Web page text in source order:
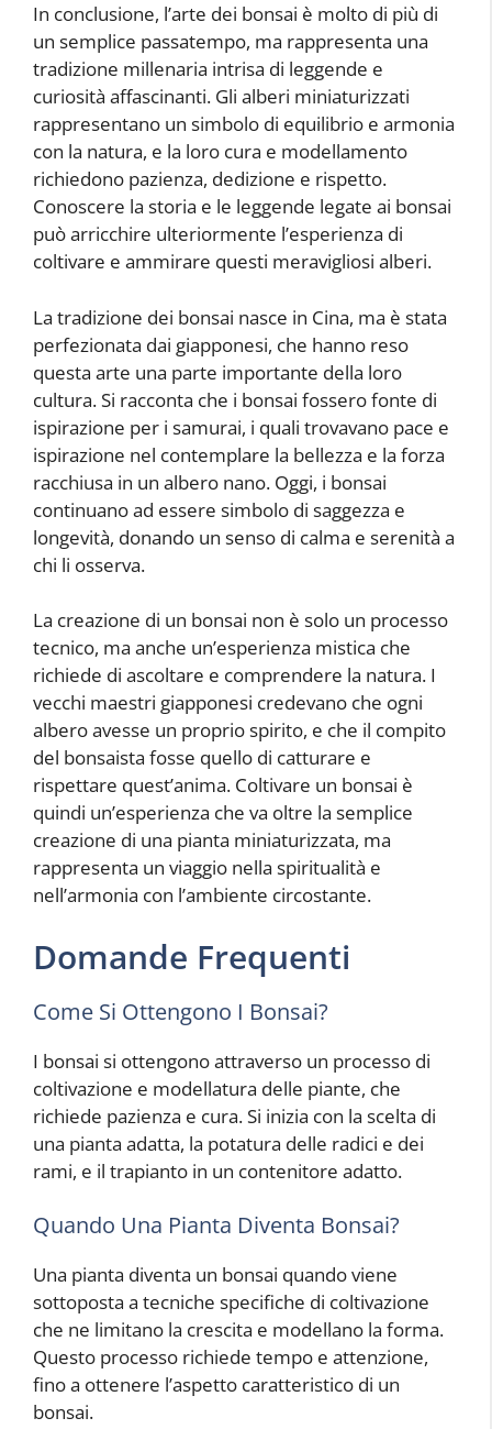
In conclusione, l’arte dei bonsai è molto di più di
un semplice passatempo, ma rappresenta una
tradizione millenaria intrisa di leggende e
curiosità affascinanti. Gli alberi miniaturizzati
rappresentano un simbolo di equilibrio e armonia
con la natura, e la loro cura e modellamento
richiedono pazienza, dedizione e rispetto.
Conoscere la storia e le leggende legate ai bonsai
può arricchire ulteriormente l’esperienza di
coltivare e ammirare questi meravigliosi alberi.
La tradizione dei bonsai nasce in Cina, ma è stata
perfezionata dai giapponesi, che hanno reso
questa arte una parte importante della loro
cultura. Si racconta che i bonsai fossero fonte di
ispirazione per i samurai, i quali trovavano pace e
ispirazione nel contemplare la bellezza e la forza
racchiusa in un albero nano. Oggi, i bonsai
continuano ad essere simbolo di saggezza e
longevità, donando un senso di calma e serenità a
chi li osserva.
La creazione di un bonsai non è solo un processo
tecnico, ma anche un’esperienza mistica che
richiede di ascoltare e comprendere la natura. I
vecchi maestri giapponesi credevano che ogni
albero avesse un proprio spirito, e che il compito
del bonsaista fosse quello di catturare e
rispettare quest’anima. Coltivare un bonsai è
quindi un’esperienza che va oltre la semplice
creazione di una pianta miniaturizzata, ma
rappresenta un viaggio nella spiritualità e
nell’armonia con l’ambiente circostante.
Domande Frequenti
Come Si Ottengono I Bonsai?
I bonsai si ottengono attraverso un processo di
coltivazione e modellatura delle piante, che
richiede pazienza e cura. Si inizia con la scelta di
una pianta adatta, la potatura delle radici e dei
rami, e il trapianto in un contenitore adatto.
Quando Una Pianta Diventa Bonsai?
Una pianta diventa un bonsai quando viene
sottoposta a tecniche specifiche di coltivazione
che ne limitano la crescita e modellano la forma.
Questo processo richiede tempo e attenzione,
fino a ottenere l’aspetto caratteristico di un
bonsai.